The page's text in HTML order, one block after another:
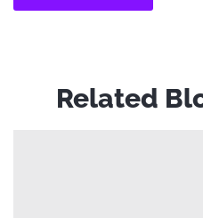
Related